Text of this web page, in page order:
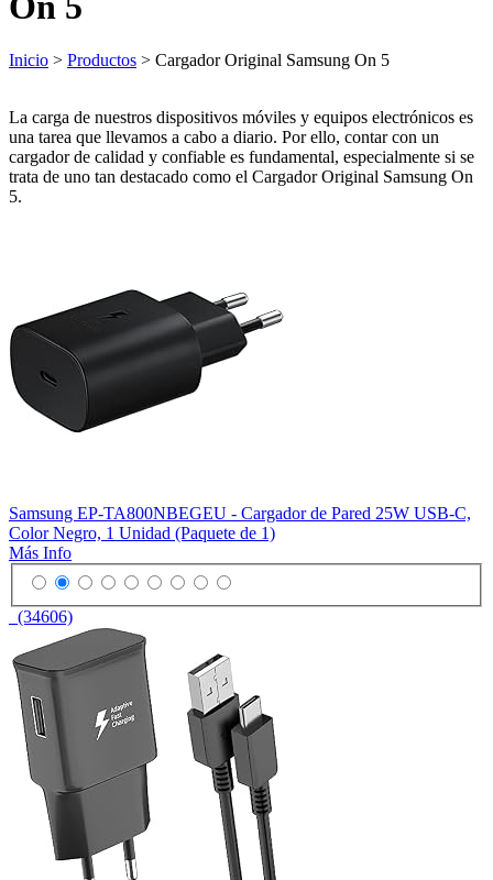
Inicio > Productos > Cargador Original Samsung On 5
La carga de nuestros dispositivos móviles y equipos electrónicos es
una tarea que llevamos a cabo a diario. Por ello, contar con un
cargador de calidad y confiable es fundamental, especialmente si se
trata de uno tan destacado como el Cargador Original Samsung On
5.
Samsung EP-TA800NBEGEU - Cargador de Pared 25W USB-C,
Color Negro, 1 Unidad (Paquete de 1)
Más Info
(34606)